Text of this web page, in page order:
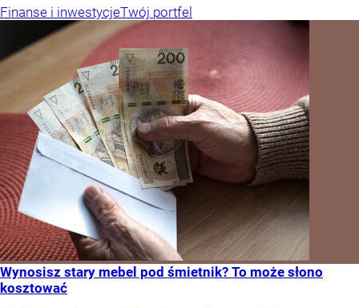
Finanse i inwestycjeTwój portfel
Wynosisz stary mebel pod śmietnik? To może słono
kosztować